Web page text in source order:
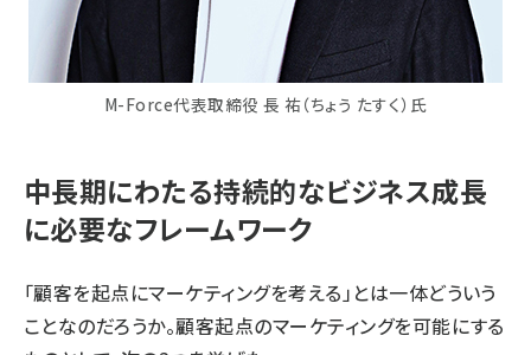
M-Force代表取締役 長 祐（ちょう たすく）氏
中長期にわたる持続的なビジネス成長
に必要なフレームワーク
「顧客を起点にマーケティングを考える」とは一体どういう
ことなのだろうか。顧客起点のマーケティングを可能にする